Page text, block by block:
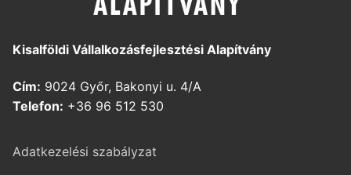
Kisalföldi Vállalkozásfejlesztési Alapítvány
Cím: 9024 Győr, Bakonyi u. 4/A
Telefon: +36 96 512 530
Adatkezelési szabályzat